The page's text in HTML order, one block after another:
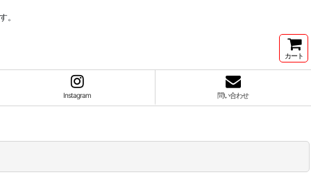
。
カート
Instagram 問い合わせ